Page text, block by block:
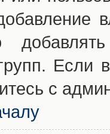
Если
с